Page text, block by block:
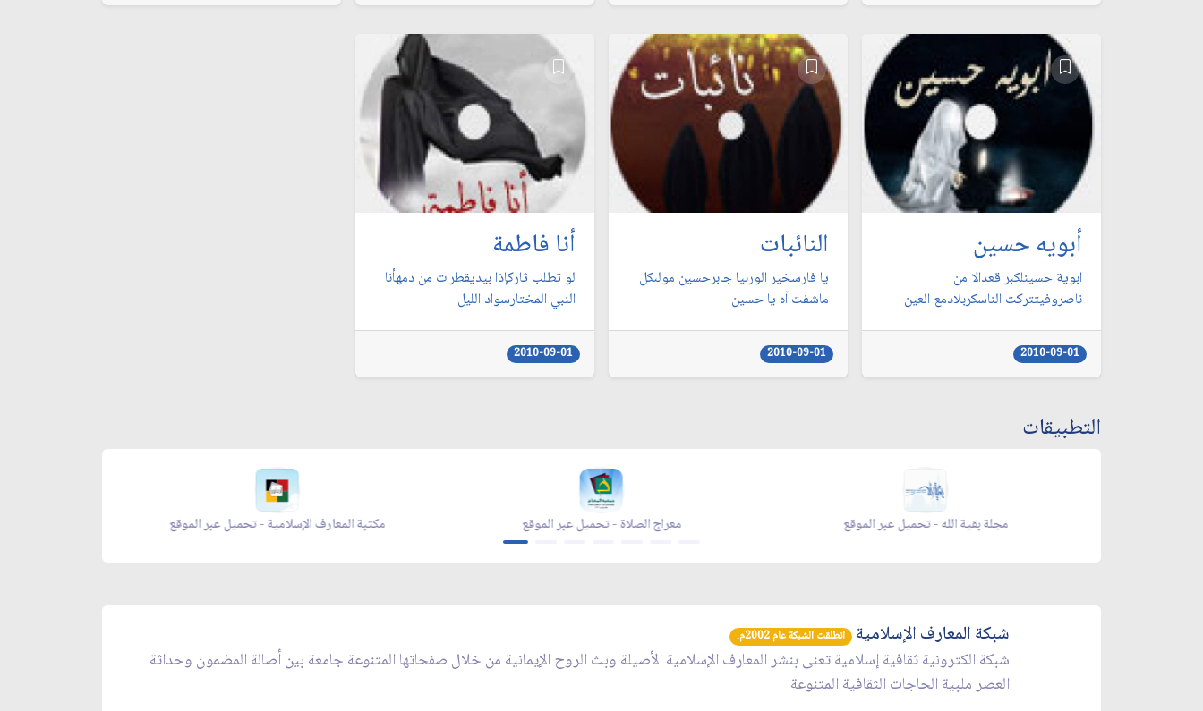
أبويه حسين
ابوية حسينلكبر قعدالا من
ناصروفيتتركت الناسكربلادمع العين
2010-09-01
النائبات
يا فارسخير الورىيا جابرحسين مولىكل
ماشفت آه يا حسين
2010-09-01
أنا فاطمة
لو تطلب ثاركإذا بيديقطرات من دمهأنا
النبي المختارسواد الليل
2010-09-01
التطبيقات
مكتبة المعارف الإسلامية - تحميل عبر الموقع معراج الصلاة - تحميل عبر الموقع مجلة بقية الله - تحميل عبر الموقع
شبكة المعارف الإسلامية انطلقت الشبكة عام 2002م.
شبكة الكترونية ثقافية إسلامية تعنى بنشر المعارف الإسلامية الأصيلة وبث الروح الإيمانية من خلال صفحاتها المتنوعة جامعة بين أصالة المضمون وحداثة
العصر ملبية الحاجات الثقافية المتنوعة